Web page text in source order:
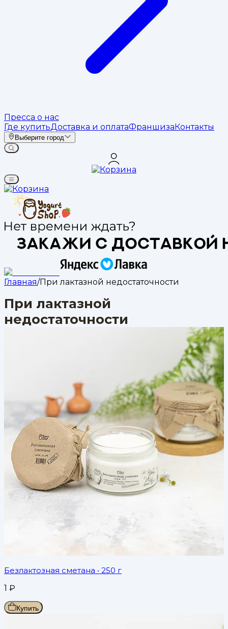
Пресса о нас
Где купитьДоставка и оплатаФраншизаКонтакты
Выберите город
Главная/При лактазной недостаточности
При лактазной
недостаточности
Безлактозная сметана • 250 г
1 ₽
Купить